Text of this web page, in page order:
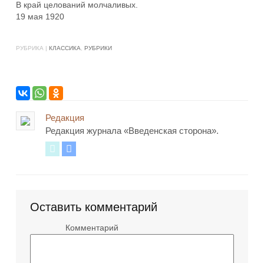
В край целований молчаливых.
19 мая 1920
РУБРИКА | КЛАССИКА РУБРИКИ
Редакция
Редакция журнала «Введенская сторона».
Twitter
Оставить комментарий
Комментарий